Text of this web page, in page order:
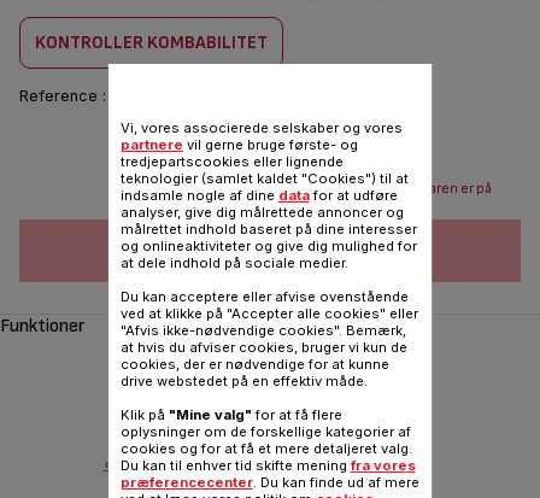
KONTROLLER KOMBABILITET
Reference :
156,00 DKK
Send mail når varen er på
lager
FØJ TIL INDKØBSVOGN
Funktioner
‹
Vi, vores associerede selskaber og vores
partnere vil gerne bruge første- og
tredjepartscookies eller lignende
teknologier (samlet kaldet "Cookies") til at
indsamle nogle af dine datafor at udføre
analyser, give dig målrettede annoncer og
målrettet indhold baseret på dine interesser
og onlineaktiviteter og give dig mulighed for
at dele indhold på sociale medier.
Du kan acceptere eller afvise ovenstående
ved at klikke på "Accepter alle cookies" eller
"Afvis ikke-nødvendige cookies". Bemærk,
at hvis du afviser cookies, bruger vi kun de
cookies, der er nødvendige for at kunne
drive webstedet på en effektiv måde.
Klik på "Mine valg" for at få flere
oplysninger om de forskellige kategorier af
cookies og for at få et mere detaljeret valg.
Du kan til enhver tid skifte mening fra vores
præferencecenter. Du kan finde ud af mere